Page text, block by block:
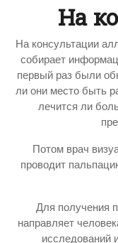
На
На консультации
собирает
первый раз были
ли они место быть
лечится ли
Потом врач
проводит
Для получения
направляет
исследований